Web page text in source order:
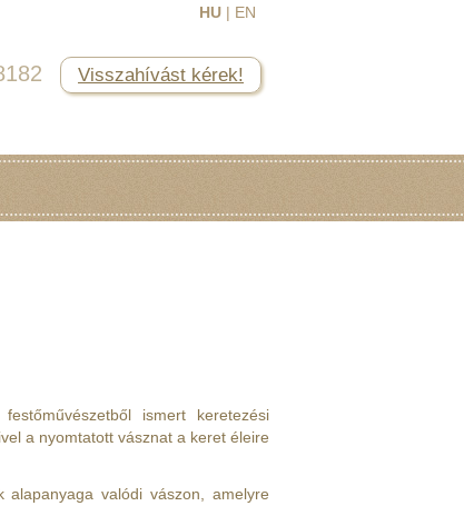
HU| EN
Visszahívást kérek!
ismert keretezési
a nyomtatott vásznat a keret éleire
valódi vászon, amelyre